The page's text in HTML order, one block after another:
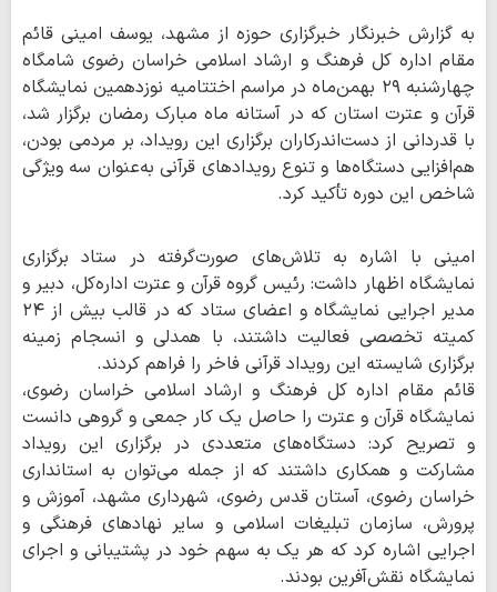
به گزارش خبرنگار خبرگزاری حوزه از مشهد، یوسف امینی قائم
مقام اداره کل فرهنگ و ارشاد اسلامی خراسان رضوی شامگاه
چهارشنبه ۲۹ بهمن‌ماه در مراسم اختتامیه نوزدهمین نمایشگاه
قرآن و عترت استان که در آستانه ماه مبارک رمضان برگزار شد،
با قدردانی از دست‌اندرکاران برگزاری این رویداد، بر مردمی بودن،
هم‌افزایی دستگاه‌ها و تنوع رویدادهای قرآنی به‌عنوان سه ویژگی
شاخص این دوره تأکید کرد.
امینی با اشاره به تلاش‌های صورت‌گرفته در ستاد برگزاری
نمایشگاه اظهار داشت: رئیس گروه قرآن و عترت اداره‌کل، دبیر و
مدیر اجرایی نمایشگاه و اعضای ستاد که در قالب بیش از ۲۴
کمیته تخصصی فعالیت داشتند، با همدلی و انسجام زمینه
برگزاری شایسته این رویداد قرآنی فاخر را فراهم کردند.
قائم مقام اداره کل فرهنگ و ارشاد اسلامی خراسان رضوی،
نمایشگاه قرآن و عترت را حاصل یک کار جمعی و گروهی دانست
و تصریح کرد: دستگاه‌های متعددی در برگزاری این رویداد
مشارکت و همکاری داشتند که از جمله می‌توان به استانداری
خراسان رضوی، آستان قدس رضوی، شهرداری مشهد، آموزش و
پرورش، سازمان تبلیغات اسلامی و سایر نهادهای فرهنگی و
اجرایی اشاره کرد که هر یک به سهم خود در پشتیبانی و اجرای
نمایشگاه نقش‌آفرین بودند.